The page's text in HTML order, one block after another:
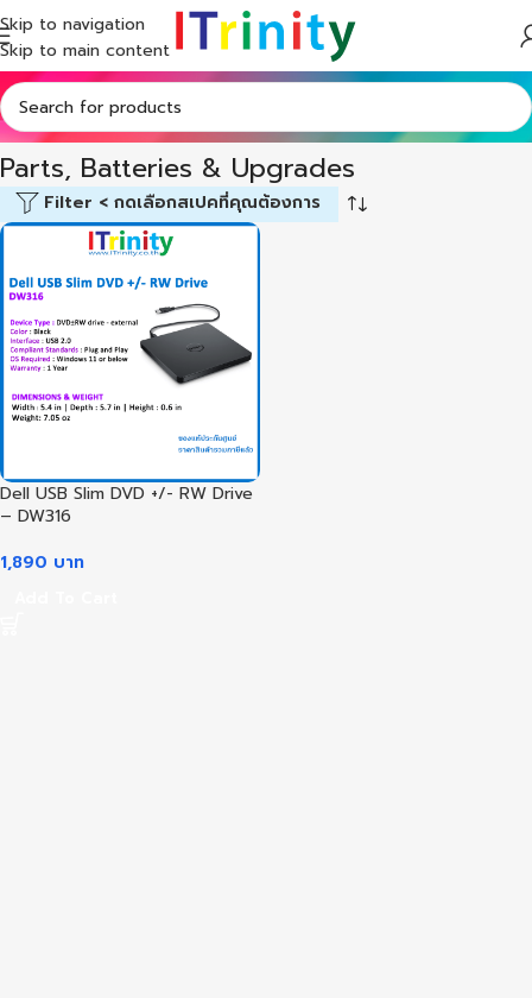
Skip to navigation
Skip to main content
Home Shop Accessories Parts, Batteries & Upgrades
Parts, Batteries & Upgrades
Filter < กดเลือกสเปคที่คุณต้องการ
Dell USB Slim DVD +/- RW Drive
– DW316
1,890 บาท